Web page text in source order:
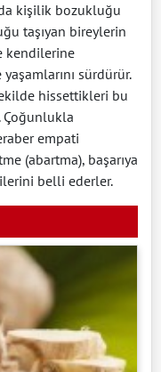
kişilik bozukluğu
taşıyan bireylerin
kendilerine
sürdürür.
hissettikleri bu
Çoğunlukla
empati
(abartma), başarıya
belli ederler.